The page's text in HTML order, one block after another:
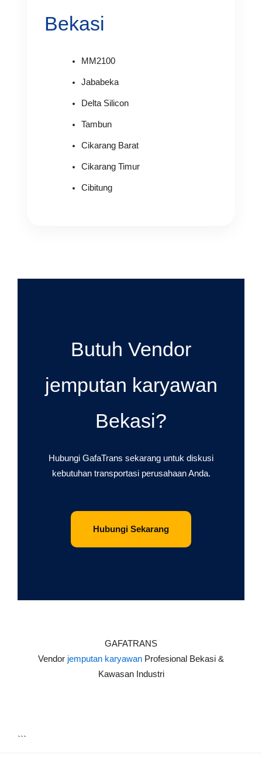
Bekasi
MM2100
Jababeka
Delta Silicon
Tambun
Cikarang Barat
Cikarang Timur
Cibitung
Butuh Vendor
jemputan karyawan
Bekasi?
Hubungi GafaTrans sekarang untuk diskusi
kebutuhan transportasi perusahaan Anda.
Hubungi Sekarang
GAFATRANS
Vendor jemputan karyawan Profesional Bekasi &
Kawasan Industri
```